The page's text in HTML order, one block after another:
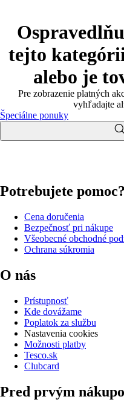
tejto
alebo je
Pre zobrazenie platných
vyhľadajte
Špeciálne ponuky
Potrebujete pomoc?
Cena doručenia
Bezpečnosť pri nákupe
Všeobecné obchodné
Ochrana súkromia
O nás
Prístupnosť
Kde dovážame
Poplatok za službu
Nastavenia cookies
Možnosti platby
Tesco.sk
Clubcard
Pred prvým